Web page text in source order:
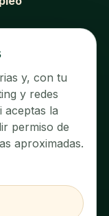
y, con tu
y redes
aceptas la
permiso de
aproximadas.